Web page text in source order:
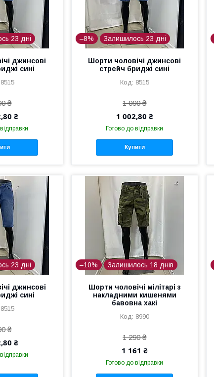
23 дні
джинсові
сині
8515
₴
₴
–8% Залишилось 23 дні
Шорти чоловічі джинсові
стрейч бриджі сині
8515
1 090 ₴
1 002,80 ₴
Готово до відправки
Купити
23 дні
джинсові
сині
8515
₴
₴
–10% Залишилось 18 днів
Шорти чоловічі мілітарі з
накладними кишенями
бавовна хакі
8990
1 290 ₴
1 161 ₴
Готово до відправки